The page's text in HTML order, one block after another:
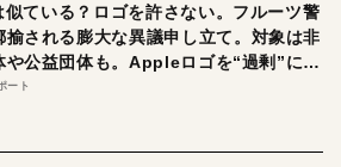
ている？ロゴを許さない。フルーツ警
揄される膨大な異議申し立て。対象は非
や公益団体も。Appleロゴを“過剰”に守
は
ート